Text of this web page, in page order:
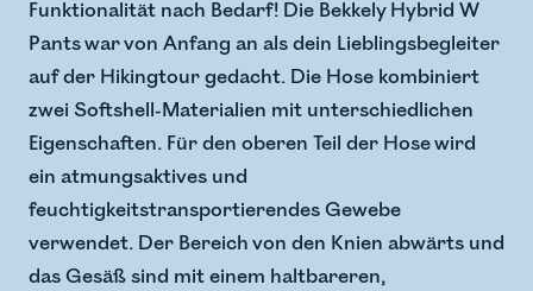
Funktionalität nach Bedarf! Die Bekkely Hybrid W
Pants war von Anfang an als dein Lieblingsbegleiter
auf der Hikingtour gedacht. Die Hose kombiniert
zwei Softshell-Materialien mit unterschiedlichen
Eigenschaften. Für den oberen Teil der Hose wird
ein atmungsaktives und
feuchtigkeitstransportierendes Gewebe
verwendet. Der Bereich von den Knien abwärts und
das Gesäß sind mit einem haltbareren,